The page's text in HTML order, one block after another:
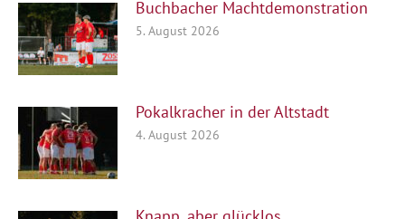
Buchbacher Machtdemonstration
5. August 2026
Pokalkracher in der Altstadt
4. August 2026